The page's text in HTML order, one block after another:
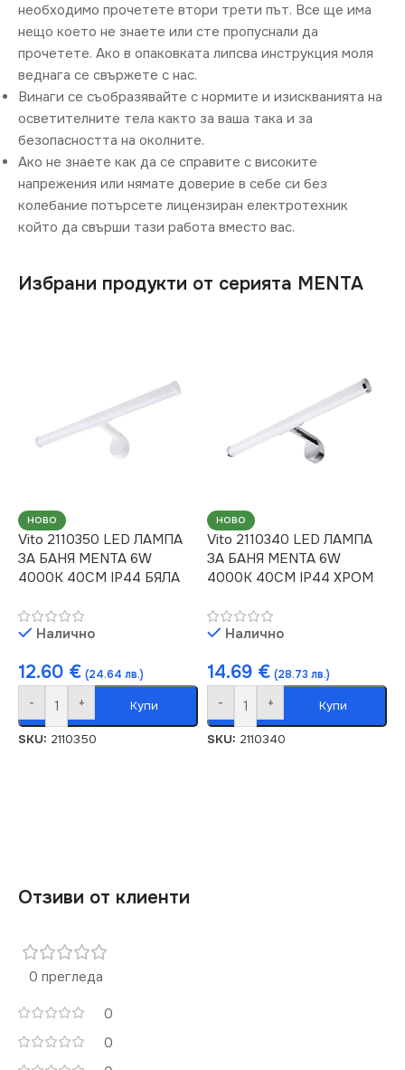
необходимо прочетете втори трети път. Все ще има
нещо което не знаете или сте пропуснали да
прочетете. Ако в опаковката липсва инструкция моля
веднага се свържете с нас.
Винаги се съобразявайте с нормите и изискванията на
осветителните тела както за ваша така и за
безопасността на околните.
Ако не знаете как да се справите с високите
напрежения или нямате доверие в себе си без
колебание потърсете лицензиран електротехник
който да свърши тази работа вместо вас.
Избрани продукти от серията MENTA
НОВО
Vito 2110350 LED ЛАМПА
ЗА БАНЯ MENTA 6W
4000K 40CM IP44 БЯЛА
Налично
12.60 € (24.64 лв.)
- + Купи
SKU: 2110350
НОВО
Vito 2110340 LED ЛАМПА
ЗА БАНЯ MENTA 6W
4000K 40CM IP44 ХРОМ
Налично
14.69 € (28.73 лв.)
- + Купи
SKU: 2110340
Отзиви от клиенти
0 прегледа
0
0